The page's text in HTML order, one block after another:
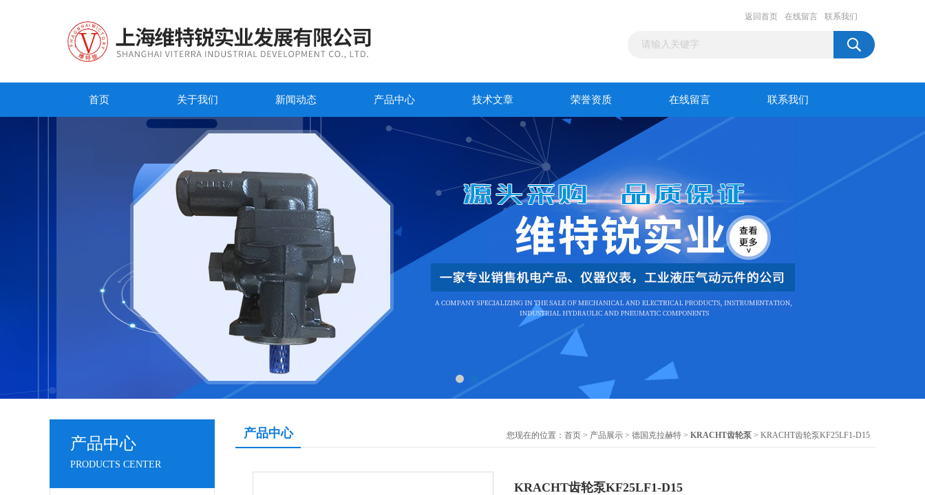
返回首页 在线留言 联系我们
首页 关于我们 新闻动态 产品中心 技术文章 荣誉资质 在线留言 联系我们
产品中心
PRODUCTS CENTER
产品中心 您现在的位置： 首页 > 产品展示 > 德国克拉赫特 > KRACHT齿轮泵 > KRACHT齿轮泵KF25LF1-D15
KRACHT齿轮泵KF25LF1-D15